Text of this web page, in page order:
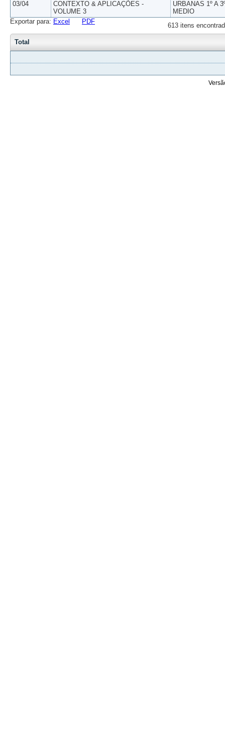
03/04
CONTEXTO & APLICAÇÕES -
VOLUME 3
URBANAS 1º A
MEDIO
613 itens
Exportar para: Excel PDF
Total